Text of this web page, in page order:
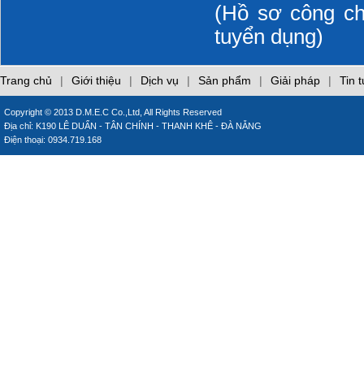
THÔNG BÁO
DOWNLOAD FREE
(Hồ sơ công
tuyển dụng)
Trang chủ | Giới thiệu | Dịch vụ | Sản phẩm | Giải pháp | Tin
Copyright © 2013 D.M.E.C Co.,Ltd, All Rights Reserved
Địa chỉ: K190 LÊ DUẨN - TÂN CHÍNH - THANH KHÊ - ĐÀ NẴNG
Điện thoại: 0934.719.168